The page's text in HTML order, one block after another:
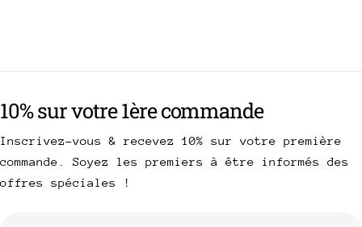
10% sur votre 1ère commande
Inscrivez-vous & recevez 10% sur votre première
commande. Soyez les premiers à être informés des
offres spéciales !